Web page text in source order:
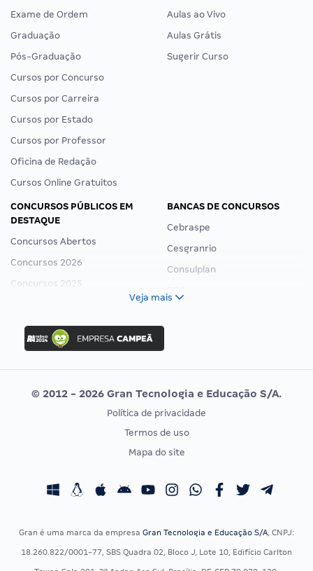
Exame de Ordem
Graduação
Pós-Graduação
Cursos por Concurso
Cursos por Carreira
Cursos por Estado
Cursos por Professor
Oficina de Redação
Cursos Online Gratuitos
Aulas ao Vivo
Aulas Grátis
Sugerir Curso
CONCURSOS PÚBLICOS EM
DESTAQUE
Concursos Abertos
Concursos 2026
Concursos 2025
Concurso Ibama
Concurso MPU
Editais publicados
BANCAS DE CONCURSOS
Cebraspe
Cesgranrio
Consulplan
Vunesp
CONCURSOS POR PROFISSÃO
Concursos Fiscais
Concursos Saúde
EXAME DE ORDEM
Calendário OAB
Veja mais
© 2012 - 2026 Gran Tecnologia e Educação S/A.
Política de privacidade
Termos de uso
Mapa do site
Gran é uma marca da empresa Gran Tecnologia e Educação S/A, CNPJ:
18.260.822/0001-77, SBS Quadra 02, Bloco J, Lote 10, Edifício Carlton